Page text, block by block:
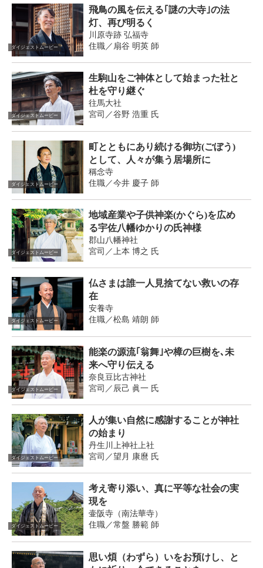
ダイジェストムービー
飛鳥の風を伝える｢謎の大寺｣の法
灯、再び明るく
川原寺跡 弘福寺
住職／扇谷 明英 師
ダイジェストムービー
生駒山をご神体として始まった社と
杜を守り継ぐ
往馬大社
宮司／谷野 浩重 氏
ダイジェストムービー
町とともにあり続ける御坊(ごぼう)
として、人々が集う居場所に
稱念寺
住職／今井 慶子 師
ダイジェストムービー
地域産業や子供神楽(かぐら)を広め
る宇佐八幡ゆかりの氏神様
郡山八幡神社
宮司／上本 博之 氏
ダイジェストムービー
仏さまは誰一人見捨てない救いの存
在
安養寺
住職／松島 靖朗 師
ダイジェストムービー
能楽の源流｢翁舞｣や樟の巨樹を､未
来へ守り伝える
奈良豆比古神社
宮司／辰己 眞一 氏
ダイジェストムービー
人が集い自然に感謝することが神社
の始まり
丹生川上神社上社
宮司／望月 康麿 氏
ダイジェストムービー
考え寄り添い、真に平等な社会の実
現を
壷阪寺（南法華寺）
住職／常盤 勝範 師
思い煩（わずら）いをお預けし、と